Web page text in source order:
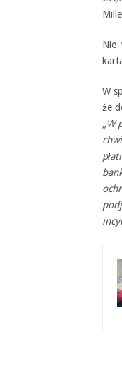
Nie
W
że
„W